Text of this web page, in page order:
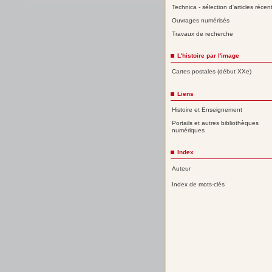
Technica - sélection d'articles
Ouvrages numérisés
Travaux de recherche
L'histoire par l'image
Cartes postales (début XXe)
Liens
Histoire et Enseignement
Portails et autres bibliothèques
numériques
Index
Auteur
Index de mots-clés